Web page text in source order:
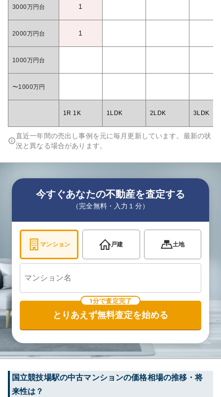
3000万円台 1
2000万円台 1
1000万円台
〜1000万円
1R 1K 1LDK 2LDK 3LDK
直近一年間の売出し事例を元に毎月更新しています。最新の状
況と異なる場合があります。
今すぐあなたの不動産を査定する
（完全無料・入力１分）
マンション 戸建 土地
1分で査定完了
とりあえず無料査定を始める
国立競技場駅の中古マンションの価格相場の推移・将
来性は？